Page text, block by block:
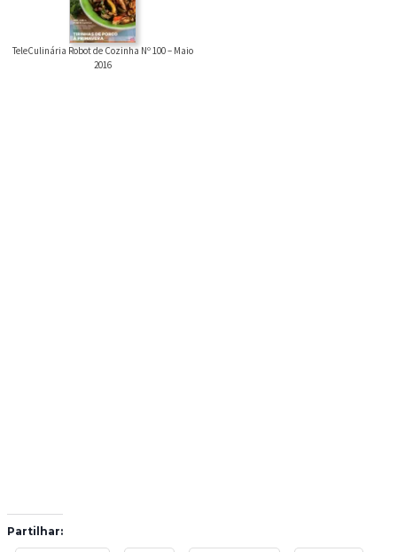
TeleCulinária Robot de Cozinha Nº 100 – Maio
2016
Partilhar: